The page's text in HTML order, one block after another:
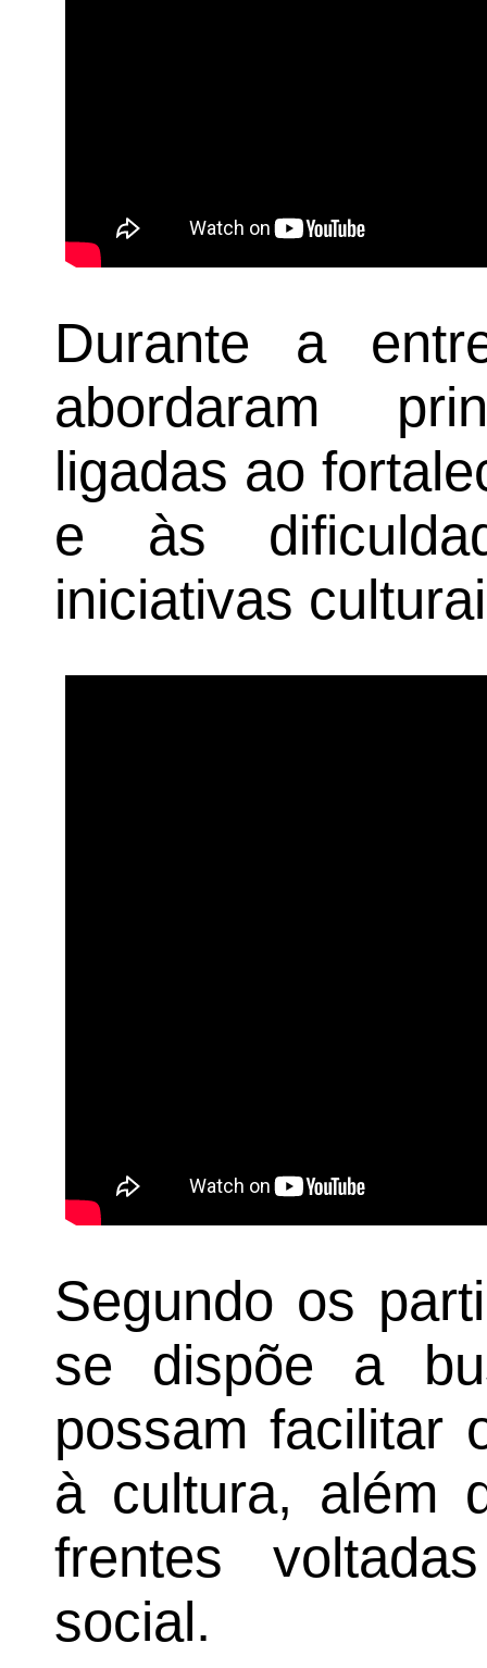
Durante a
abordaram
ligadas ao
e às
iniciativas
Segundo os
se dispõe a
possam facilitar
à cultura, além
frentes
social.